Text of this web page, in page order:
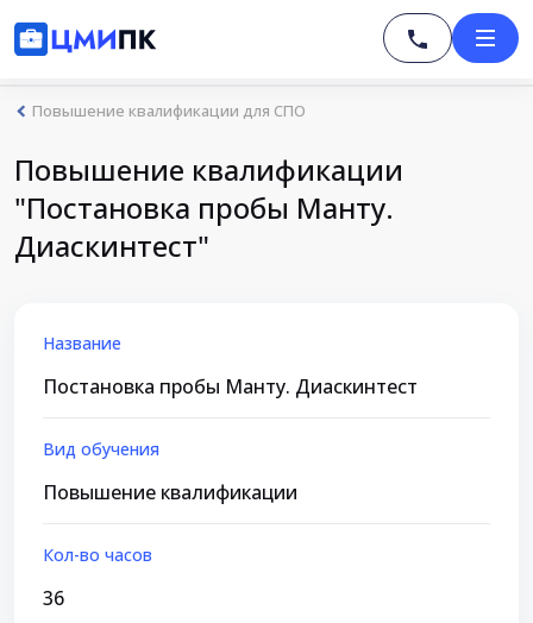
Повышение квалификации для СПО
Повышение квалификации
"Постановка пробы Манту.
Диаскинтест"
Название
Постановка пробы Манту. Диаскинтест
Вид обучения
Повышение квалификации
Кол-во часов
36